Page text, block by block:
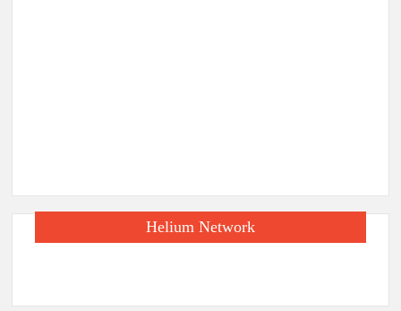
Helium Network